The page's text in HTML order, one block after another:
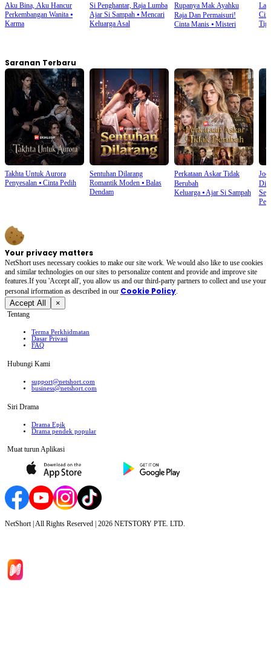
Aku Bina, Aku Hancur
Perkembangan Wanita ⦁
Karma
Si Penghantar, Raja Lumba
Ajar Si Sampah⦁ Mencari
Keluarga Asal
Rupanya Mak Ayahku
Raja Dan Permaisuri!
Cinta Manis⦁ Misteri
Tiga
Saranan Terbaru
Takhta Untuk Aurora
Penyesalan ⦁ Cinta Pedih
Sentuhan Dilarang
Romantik Moden⦁ Balas
Dendam
Perkataan Askar Tidak
Berubah
Keluarga⦁Ajar Si Sampah
Your privacy matters
NetShort uses necessary cookies to make our site work. We would also like to use cookies
and similar technologies on our sites to personalize content and provide and improve site
features.If you 'Accept all', you allow us and our third-party partners to collect and use your
personal irformation as described in our Cookie Policy.
Accept All ×
Tentang
Terma Perkhidmatan
Dasar Privasi
FAQ
Hubungi Kami
support@netshort.com
business@netshort.com
Siri Drama
Drama Epik
Drama pendek popular
Muat turun Aplikasi
NetShort | All Rights Reserved | 2026 NETSTORY PTE. LTD.